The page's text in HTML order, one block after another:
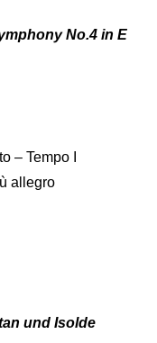
No.4 in E
– Tempo I
allegro
und Isolde